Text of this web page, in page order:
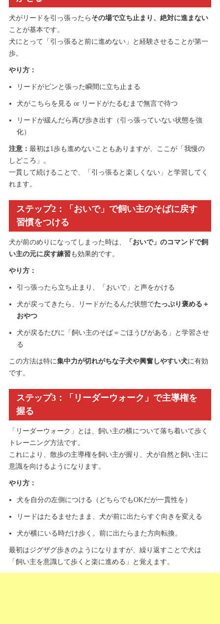
犬がリードを引っ張ったら その場で立ち止まり、絶対に進まない
ことが基本です。
犬にとって「引っ張ると前に進めない」と経験させることが第一
歩。
やり方：
リードがピンと張った瞬間に立ち止まる
犬がこちらを見る or リードがたるむまで無言で待つ
リードが緩んだら再び歩き出す（引っ張っていない状態を強
化）
注意： 最初は1歩も進めないこともありますが、ここが「我慢の
しどころ」。
一貫して続けることで、「引っ張ると楽しくない」と学習してく
れます。
ステップ2：「おいで」で飼い主のそばに戻す
習慣をつける
犬が前のめりになってしまった時は、
「おいで」のコマンドで飼
い主の元に戻す練習も効果的です。
やり方：
引っ張ったら立ち止まり、「おいで」と声をかける
犬が戻ってきたら、リードがたるんだ状態でたっぷり褒める＋
おやつ
犬が戻るたびに「飼い主のそば＝ごほうびがある」と学習させ
る
この方法は特に集中力が切れがちな子犬や興奮しやすい犬に有効
です。
ステップ3：「リーダーウォーク」で主導権を
握る
「リーダーウォーク」とは、飼い主の横について落ち着いて歩く
トレーニング方法です。
これにより、散歩の主導権を飼い主が握り、犬が自然と飼い主に
意識を向けるようになります。
やり方：
犬を自分の左側につける（どちらでもOKだが一貫性を）
リードはたるませたまま、犬が前に出たらすぐ向きを変える
犬が横にいる時だけ歩く。前に出たらまた方向転換。
最初はジグザグ歩きのようになりますが、繰り返すことで犬は
「飼い主を意識して歩くと楽に進める」と覚えます。